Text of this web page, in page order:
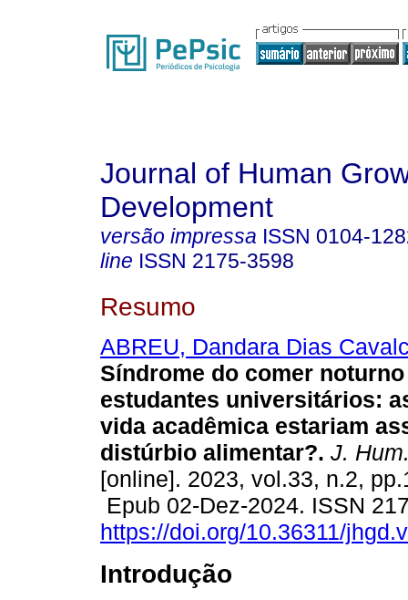
Journal of Human
Development
versão impressa ISSN 0104-
line ISSN 2175-3598
Resumo
ABREU, Dandara Dias
Síndrome do comer
estudantes universitários:
vida acadêmica estariam
distúrbio alimentar?. J.
[online]. 2023, vol.33, n.2,
Epub 02-Dez-2024. ISSN
https://doi.org/10.36311/
Introdução